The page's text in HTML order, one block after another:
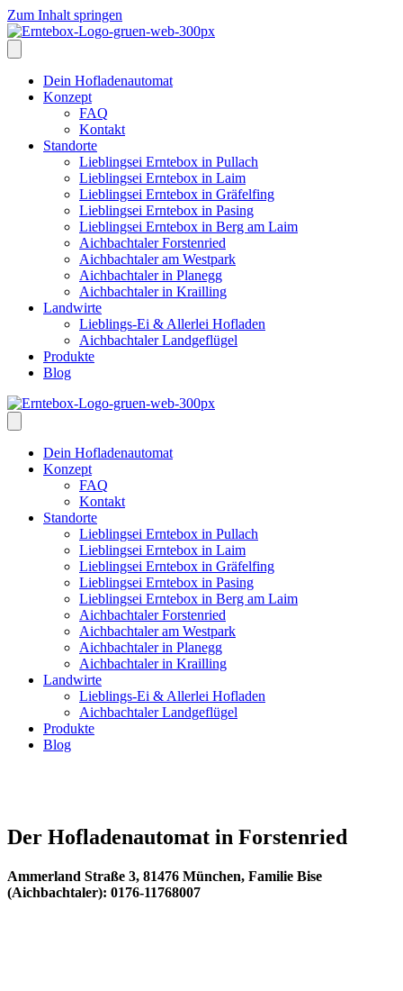
Zum Inhalt springen
Dein Hofladenautomat
Konzept
FAQ
Kontakt
Standorte
Lieblingsei Erntebox in Pullach
Lieblingsei Erntebox in Laim
Lieblingsei Erntebox in Gräfelfing
Lieblingsei Erntebox in Pasing
Lieblingsei Erntebox in Berg am Laim
Aichbachtaler Forstenried
Aichbachtaler am Westpark
Aichbachtaler in Planegg
Aichbachtaler in Krailling
Landwirte
Lieblings-Ei & Allerlei Hofladen
Aichbachtaler Landgeflügel
Produkte
Blog
Dein Hofladenautomat
Konzept
FAQ
Kontakt
Standorte
Lieblingsei Erntebox in Pullach
Lieblingsei Erntebox in Laim
Lieblingsei Erntebox in Gräfelfing
Lieblingsei Erntebox in Pasing
Lieblingsei Erntebox in Berg am Laim
Aichbachtaler Forstenried
Aichbachtaler am Westpark
Aichbachtaler in Planegg
Aichbachtaler in Krailling
Landwirte
Lieblings-Ei & Allerlei Hofladen
Aichbachtaler Landgeflügel
Produkte
Blog
Der Hofladenautomat in Forstenried
Ammerland Straße 3, 81476 München, Familie Bise
(Aichbachtaler): 0176-11768007